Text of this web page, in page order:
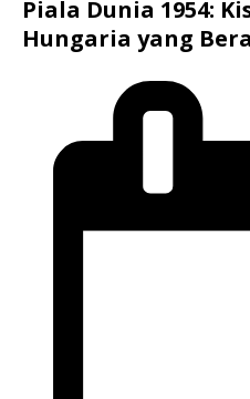
Piala Dunia 1954:
Hungaria yang